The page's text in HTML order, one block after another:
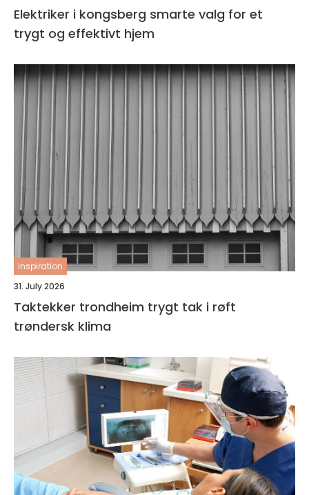
Elektriker i kongsberg smarte valg for et
trygt og effektivt hjem
inspiration
31. July 2026
Taktekker trondheim trygt tak i røft
trøndersk klima